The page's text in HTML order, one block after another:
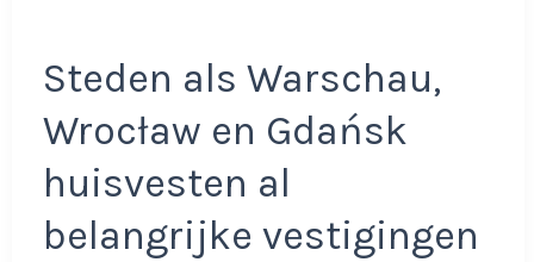
Steden als Warschau,
Wrocław en Gdańsk
huisvesten al
belangrijke vestigingen